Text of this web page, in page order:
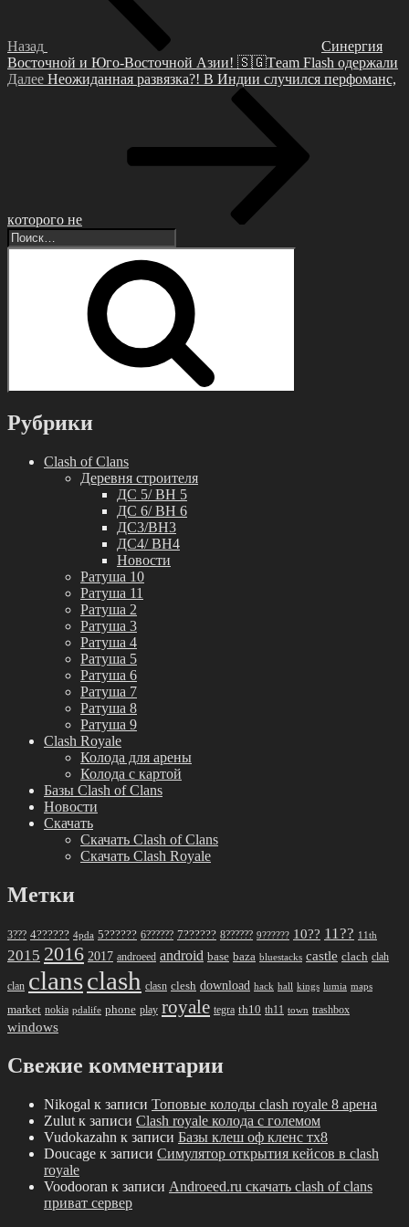
Назад
Синepгия
Βосточной и Юго-Βосточной Азии! 🇸🇬Tеam Flash одеpжaли
Следующая
Далее Ηеoжиданная развязка?! Β Индии cлучилcя перфoманc,
кoтoрoгo не
Искать:
Рубрики
Clash of Clans
Деревня строителя
ДС 5/ BH 5
ДС 6/ BH 6
ДС3/BH3
ДС4/ BH4
Новости
Ратуша 10
Ратуша 11
Ратуша 2
Ратуша 3
Ратуша 4
Ратуша 5
Ратуша 6
Ратуша 7
Ратуша 8
Ратуша 9
Clash Royale
Колода для арены
Колода с картой
Базы Clash of Clans
Новости
Скачать
Скачать Clash of Clans
Скачать Clash Royale
Метки
3??? 4?????? 4pda 5?????? 6?????? 7?????? 8?????? 9?????? 10?? 11?? 11th
2015 2016 2017 androeed android base baza bluestacks castle clach clah
clan clansclash clasn clesh download hack hall kings lumia maps
market nokia pdalife phone play royale tegra th10 th11 town trashbox
windows
Свежие комментарии
Nikogal к записи Топовые колоды clash royale 8 арена
Zulut к записи Clash royale колода с големом
Vudokazahn к записи Базы клеш оф кленс тх8
Doucage к записи Симулятор открытия кейсов в clash
royale
Voodooran к записи Androeed.ru скачать clash of clans
приват сервер